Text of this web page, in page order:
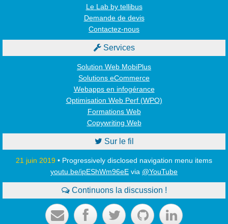
Le Lab by tellibus
Demande de devis
Contactez-nous
Services
Solution Web MobiPlus
Solutions eCommerce
Webapps en infogérance
Optimisation Web Perf (WPO)
Formations Web
Copywriting Web
 Sur le fil
21 juin 2019 • Progressively disclosed navigation menu items
youtu.be/ipEShWm96eE via @YouTube
Continuons la discussion !
    